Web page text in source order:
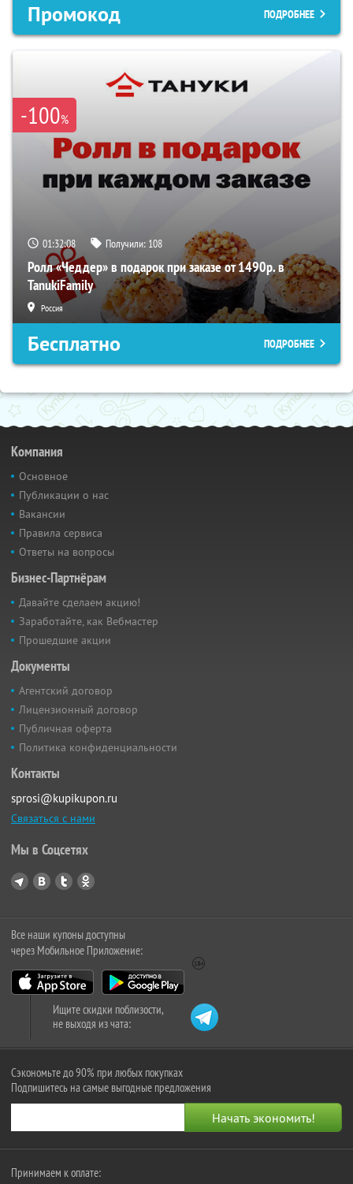
Промокод ПОДРОБНЕЕ
-100%
01:32:08 Получили: 108
Ролл «Чеддер» в подарок при заказе от 1490р. в
TanukiFamily
Россия
Бесплатно ПОДРОБНЕЕ
Компания
Основное
Публикации о нас
Вакансии
Правила сервиса
Ответы на вопросы
Бизнес-Партнёрам
Давайте сделаем акцию!
Заработайте, как Вебмастер
Прошедшие акции
Документы
Агентский договор
Лицензионный договор
Публичная оферта
Политика конфиденциальности
Контакты
sprosi@kupikupon.ru
Связаться с нами
Мы в Соцсетях
Все наши купоны доступны
через Мобильное Приложение:
Ищите скидки поблизости,
не выходя из чата:
Сэкономьте до 90% при любых покупках
Подпишитесь на самые выгодные предложения
Принимаем к оплате: